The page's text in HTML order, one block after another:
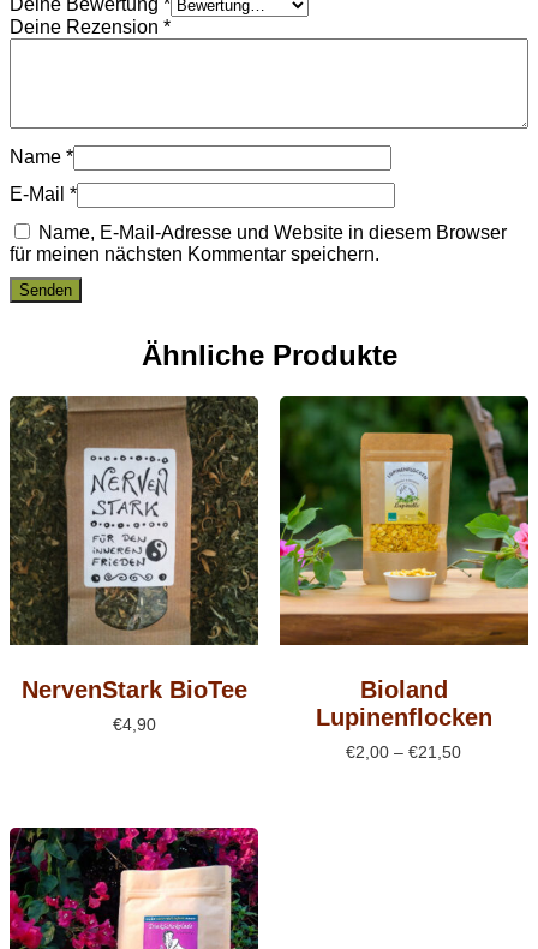
Deine Bewertung *
Deine Rezension *
Name *
E-Mail *
Name, E-Mail-Adresse und Website in diesem Browser
für meinen nächsten Kommentar speichern.
Ähnliche Produkte
NervenStark BioTee
€4,90
Bioland
Lupinenflocken
€2,00 –€21,50